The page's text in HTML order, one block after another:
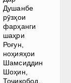
Душанбе
рӯзҳои
фарҳанги
шаҳри
Роғун,
ноҳияҳои
Шамсиддин
Шоҳин,
Тоҷикобод,